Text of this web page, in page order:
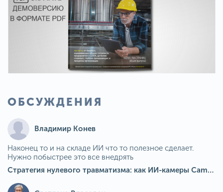
ОБСУЖДЕНИЯ
Владимир Конев
Наконец то и на складе ИИ что то полезное сделает.
Нужно побыстрее это все внедрять
Стратегия нулевого травматизма: как ИИ-камеры Camkord снижают риск наезда на пешехода при работе на погрузчике